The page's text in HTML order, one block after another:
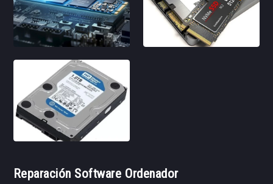
Reparación Software Ordenador